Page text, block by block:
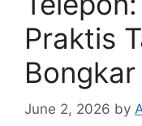
Praktis
Bongkar
June 2, 2026 by